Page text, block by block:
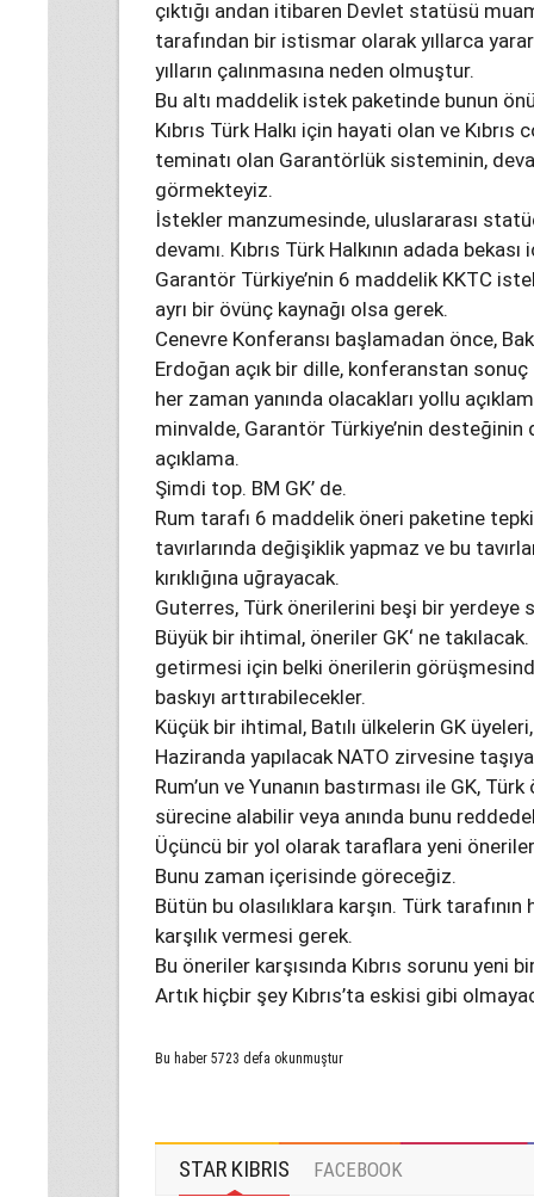
çıktığı andan itibaren Devlet statüsü
tarafından bir istismar olarak yıllarca
yılların çalınmasına neden olmuştur.
Bu altı maddelik istek paketinde bunun
Kıbrıs Türk Halkı için hayati olan ve
teminatı olan Garantörlük sisteminin,
görmekteyiz.
İstekler manzumesinde, uluslararası
devamı. Kıbrıs Türk Halkının adada
Garantör Türkiye’nin 6 maddelik KKTC
ayrı bir övünç kaynağı olsa gerek.
Cenevre Konferansı başlamadan önce,
Erdoğan açık bir dille, konferanstan sonuç
her zaman yanında olacakları yollu
minvalde, Garantör Türkiye’nin
açıklama.
Şimdi top. BM GK’ de.
Rum tarafı 6 maddelik öneri paketine tepki
tavırlarında değişiklik yapmaz ve bu
kırıklığına uğrayacak.
Guterres, Türk önerilerini beşi bir yerdeye
Büyük bir ihtimal, öneriler GK‘ ne
getirmesi için belki önerilerin
baskıyı arttırabilecekler.
Küçük bir ihtimal, Batılı ülkelerin GK
Haziranda yapılacak NATO zirvesine
Rum’un ve Yunanın bastırması ile GK,
sürecine alabilir veya anında bunu
Üçüncü bir yol olarak taraflara yeni
Bunu zaman içerisinde göreceğiz.
Bütün bu olasılıklara karşın. Türk
karşılık vermesi gerek.
Bu öneriler karşısında Kıbrıs sorunu yeni
Artık hiçbir şey Kıbrıs’ta eskisi gibi
Bu haber 5723 defa okunmuştur
STAR KIBRIS FACEBOOK